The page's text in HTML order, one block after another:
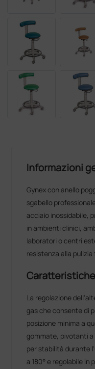
Informazioni
Gynex con anello
sgabello
acciaio inossidabile,
in ambienti clinici,
laboratori o centri
resistenza alla
La regolazione
gas che consente di
posizione minima a
gommate, pivotanti
per stabilità durante
a 180° e regolabile